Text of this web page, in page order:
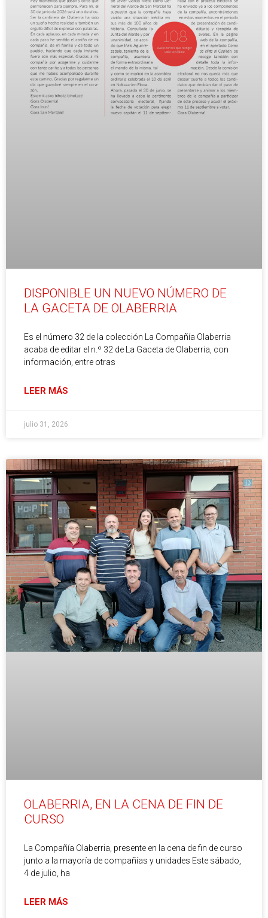
DISPONIBLE UN NUEVO NÚMERO DE
LA GACETA DE OLABERRIA
Es el número 32 de la colección La Compañía Olaberria
acaba de editar el n.º 32 de La Gaceta de Olaberria, con
información, entre otras
LEER MÁS
julio 31, 2026
OLABERRIA, EN LA CENA DE FIN DE
CURSO
La Compañía Olaberria, presente en la cena de fin de curso
junto a la mayoría de compañías y unidades Este sábado,
4 de julio, ha
LEER MÁS